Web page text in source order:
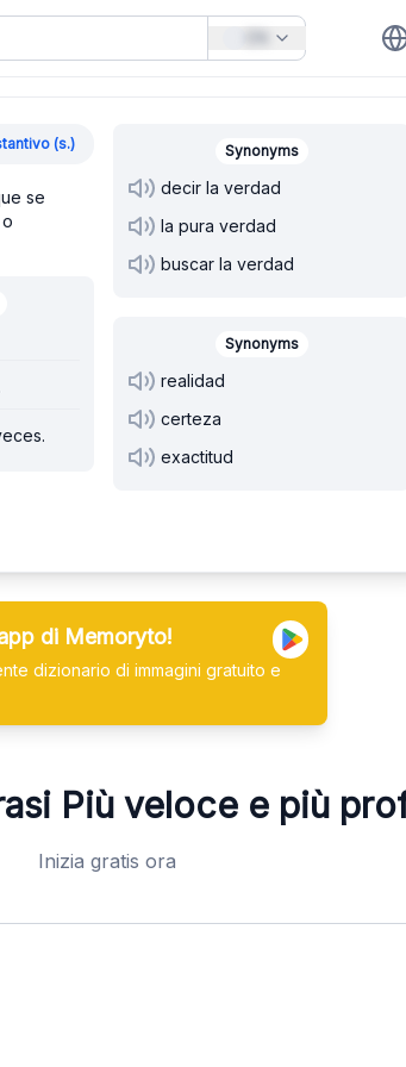
(s.)
se
Synonyms
decir la verdad
la pura verdad
buscar la verdad
Synonyms
realidad
certeza
exactitud
di Memoryto!
dizionario di immagini gratuito e
Più veloce e più
Inizia gratis ora